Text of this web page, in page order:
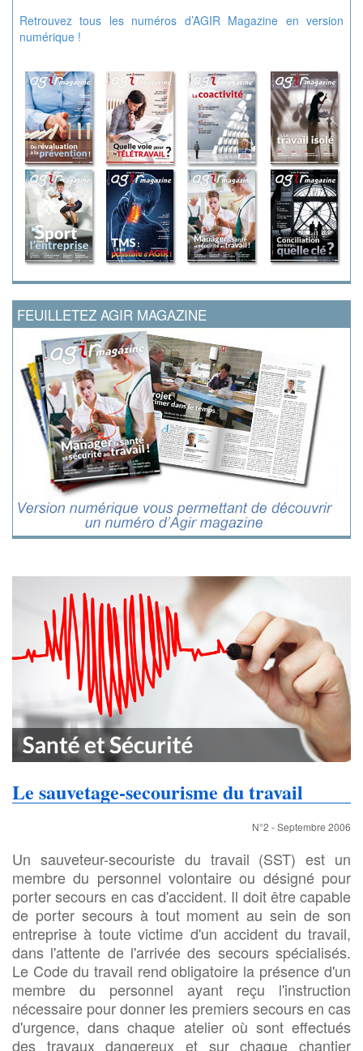
Retrouvez tous les numéros d’AGIR Magazine en version
numérique !
FEUILLETEZ AGIR MAGAZINE
Le sauvetage-secourisme du travail
N°2 - Septembre 2006
Un sauveteur-secouriste du travail (SST) est un
membre du personnel volontaire ou désigné pour
porter secours en cas d'accident. Il doit être capable
de porter secours à tout moment au sein de son
entreprise à toute victime d'un accident du travail,
dans l'attente de l'arrivée des secours spécialisés.
Le Code du travail rend obligatoire la présence d'un
membre du personnel ayant reçu l'instruction
nécessaire pour donner les premiers secours en cas
d'urgence, dans chaque atelier où sont effectués
des travaux dangereux et sur chaque chantier